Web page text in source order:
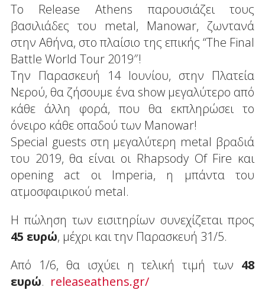
Το Release Athens παρουσιάζει τους
βασιλιάδες του metal, Manowar, ζωντανά
στην Αθήνα, στο πλαίσιο της επικής “The Final
Battle World Tour 2019″!
Την Παρασκευή 14 Ιουνίου, στην Πλατεία
Νερού, θα ζήσουμε ένα show μεγαλύτερο από
κάθε άλλη φορά, που θα εκπληρώσει το
όνειρο κάθε οπαδού των Manowar!
Special guests στη μεγαλύτερη metal βραδιά
του 2019, θα είναι οι Rhapsody Of Fire και
opening act οι Imperia, η μπάντα του
ατμοσφαιρικού metal.
Η πώληση των εισιτηρίων συνεχίζεται προς
45 ευρώ, μέχρι και την Παρασκευή 31/5.
Από 1/6, θα ισχύει η τελική τιμή των 48
ευρώ. releaseathens.gr/